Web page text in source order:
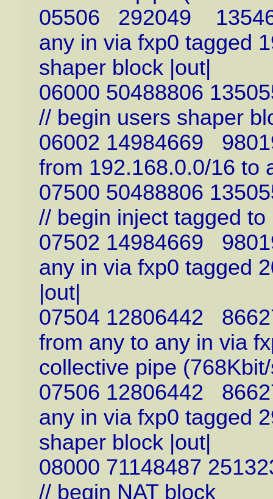
05506 292049
any in via fxp0 tagged
shaper block |out|
06000 50488806
// begin users shaper
06002 14984669
from 192.168.0.0/16 to
07500 50488806
// begin inject tagged
07502 14984669
any in via fxp0 tagged
|out|
07504 12806442
from any to any in via
collective pipe
07506 12806442
any in via fxp0 tagged
shaper block |out|
08000 71148487
// begin NAT block